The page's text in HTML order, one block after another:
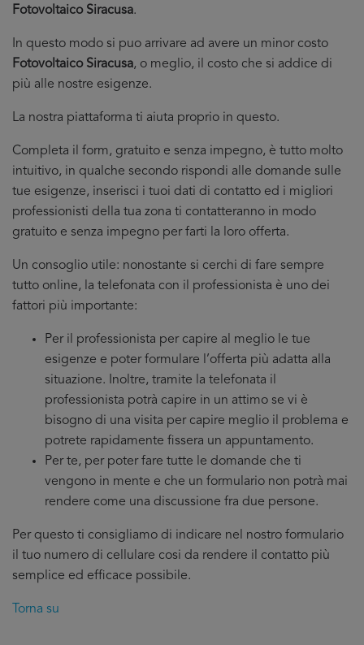
Fotovoltaico Siracusa.
In questo modo si puo arrivare ad avere un minor costo
Fotovoltaico Siracusa, o meglio, il costo che si addice di
più alle nostre esigenze.
La nostra piattaforma ti aiuta proprio in questo.
Completa il form, gratuito e senza impegno, è tutto molto
intuitivo, in qualche secondo rispondi alle domande sulle
tue esigenze, inserisci i tuoi dati di contatto ed i migliori
professionisti della tua zona ti contatteranno in modo
gratuito e senza impegno per farti la loro offerta.
Un consoglio utile: nonostante si cerchi di fare sempre
tutto online, la telefonata con il professionista è uno dei
fattori più importante:
Per il professionista per capire al meglio le tue
esigenze e poter formulare l’offerta più adatta alla
situazione. Inoltre, tramite la telefonata il
professionista potrà capire in un attimo se vi è
bisogno di una visita per capire meglio il problema e
potrete rapidamente fissera un appuntamento.
Per te, per poter fare tutte le domande che ti
vengono in mente e che un formulario non potrà mai
rendere come una discussione fra due persone.
Per questo ti consigliamo di indicare nel nostro formulario
il tuo numero di cellulare cosi da rendere il contatto più
semplice ed efficace possibile.
Torna su